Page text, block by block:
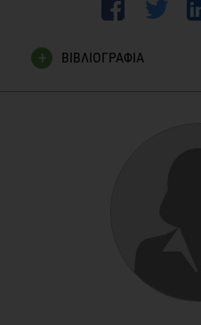
ΒΙΒΛΙΟΓΡΑΦΙΑ
Reamy BV, Stephens MB
interaction debate: role of